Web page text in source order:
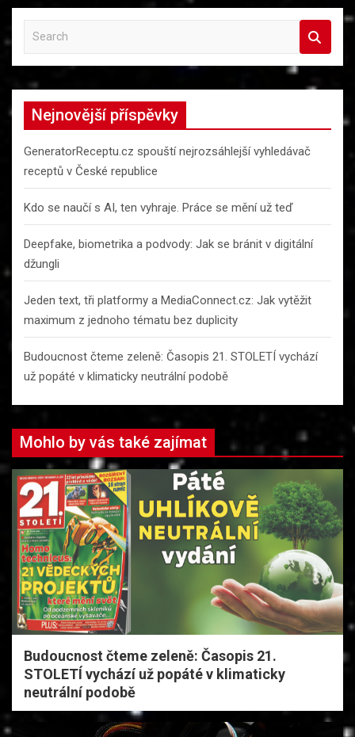
a
r
h
Nejnovější příspěvky
GeneratorReceptu.cz spouští nejrozsáhlejší vyhledávač
receptů v České republice
Kdo se naučí s AI, ten vyhraje. Práce se mění už teď
Deepfake, biometrika a podvody: Jak se bránit v digitální
džungli
Jeden text, tři platformy a MediaConnect.cz: Jak vytěžit
maximum z jednoho tématu bez duplicity
Budoucnost čteme zeleně: Časopis 21. STOLETÍ vychází
už popáté v klimaticky neutrální podobě
Mohlo by vás také zajímat
Budoucnost čteme zeleně: Časopis 21.
STOLETÍ vychází už popáté v klimaticky
neutrální podobě